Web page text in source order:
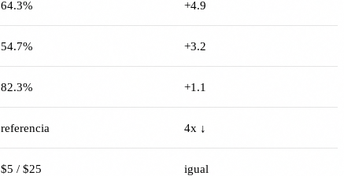
64.3% +4.9
54.7% +3.2
82.3% +1.1
referencia 4x ↓
$5 / $25 igual